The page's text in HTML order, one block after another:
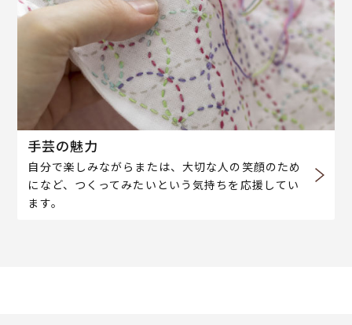
手芸の魅力
自分で楽しみながらまたは、大切な人の笑顔のため
になど、つくってみたいという気持ちを応援してい
ます。